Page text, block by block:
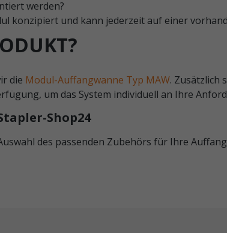
werden?
konzipiert und kann jederzeit auf einer
die Modul-Auffangwanne Typ MAW. Zusätzlich
um das System individuell an Ihre
Shop24
des passenden Zubehörs für Ihre